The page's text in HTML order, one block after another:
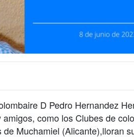
D Pedro Hernandez
como los Clubes de
de Muchamiel (Alicante),lloran